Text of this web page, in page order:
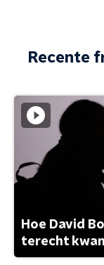
Recente
Hoe David
terecht